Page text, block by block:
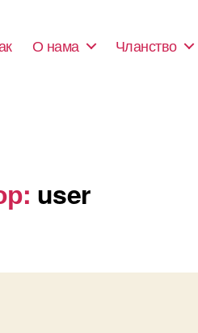
О нама Чланство
user